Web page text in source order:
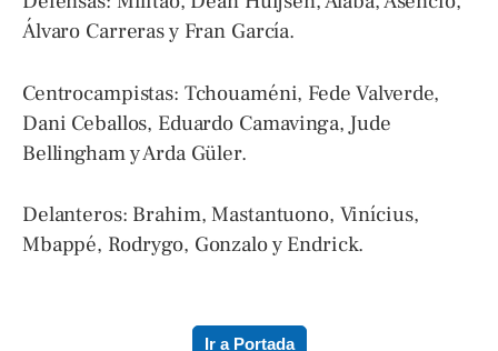
Álvaro Carreras y Fran García.
Centrocampistas: Tchouaméni, Fede Valverde,
Dani Ceballos, Eduardo Camavinga, Jude
Bellingham y Arda Güler.
Delanteros: Brahim, Mastantuono, Vinícius,
Mbappé, Rodrygo, Gonzalo y Endrick.
Ir a Portada